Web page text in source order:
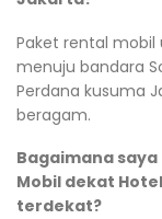
Paket rental
menuju bandara
Perdana kusuma
beragam.
Bagaimana
Mobil dekat
terdekat?